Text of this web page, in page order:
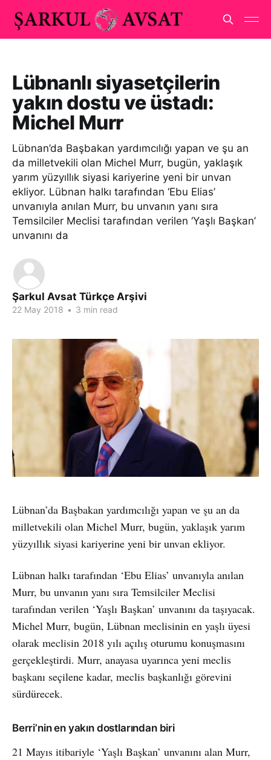
Lübnanlı siyasetçilerin
yakın dostu ve üstadı:
Michel Murr
Lübnan’da Başbakan yardımcılığı yapan ve şu an
da milletvekili olan Michel Murr, bugün, yaklaşık
yarım yüzyıllık siyasi kariyerine yeni bir unvan
ekliyor. Lübnan halkı tarafından ‘Ebu Elias’
unvanıyla anılan Murr, bu unvanın yanı sıra
Temsilciler Meclisi tarafından verilen ‘Yaşlı Başkan’
unvanını da
Şarkul Avsat Türkçe Arşivi
22 May 2018 • 3 min read
Lübnan’da Başbakan yardımcılığı yapan ve şu an da
milletvekili olan Michel Murr, bugün, yaklaşık yarım
yüzyıllık siyasi kariyerine yeni bir unvan ekliyor.
Lübnan halkı tarafından ‘Ebu Elias’ unvanıyla anılan
Murr, bu unvanın yanı sıra Temsilciler Meclisi
tarafından verilen ‘Yaşlı Başkan’ unvanını da taşıyacak.
Michel Murr, bugün, Lübnan meclisinin en yaşlı üyesi
olarak meclisin 2018 yılı açılış oturumu konuşmasını
gerçekleştirdi. Murr, anayasa uyarınca yeni meclis
başkanı seçilene kadar, meclis başkanlığı görevini
sürdürecek.
Berri’nin en yakın dostlarından biri
21 Mayıs itibariyle ‘Yaşlı Başkan’ unvanını alan Murr,